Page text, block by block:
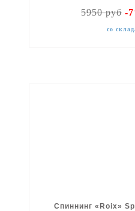
5950 руб-
со
Спиннинг «Roix»